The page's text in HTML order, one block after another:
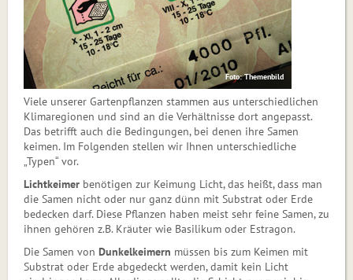
Foto: Themenbild
Viele unserer Gartenpflanzen stammen aus unterschiedlichen
Klimaregionen und sind an die Verhältnisse dort an­ge­passt.
Das betrifft auch die Be­din­gun­gen, bei denen ihre Samen
keimen. Im Folgenden stellen wir Ihnen un­ter­schied­li­che
„Typen“ vor.
Lichtkeimer benötigen zur Keimung Licht, das heißt, dass man
die Samen nicht oder nur ganz dünn mit Substrat oder Erde
bedecken darf. Diese Pflan­zen haben meist sehr feine Samen, zu
ihnen gehören z.B. Kräuter wie Basilikum oder Estragon.
Die Samen von Dunkelkeimern müssen bis zum Keimen mit
Substrat oder Erde abgedeckt werden, damit kein Licht